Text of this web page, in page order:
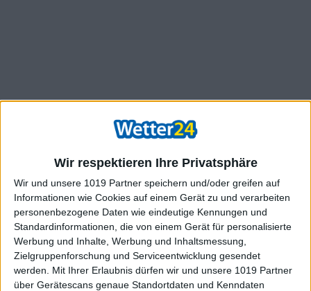
Wir respektieren Ihre Privatsphäre
Wir und unsere 1019 Partner speichern und/oder greifen auf
Informationen wie Cookies auf einem Gerät zu und verarbeiten
personenbezogene Daten wie eindeutige Kennungen und
Standardinformationen, die von einem Gerät für personalisierte
Werbung und Inhalte, Werbung und Inhaltsmessung,
Zielgruppenforschung und Serviceentwicklung gesendet
werden.
Mit Ihrer Erlaubnis dürfen wir und unsere 1019 Partner
über Gerätescans genaue Standortdaten und Kenndaten